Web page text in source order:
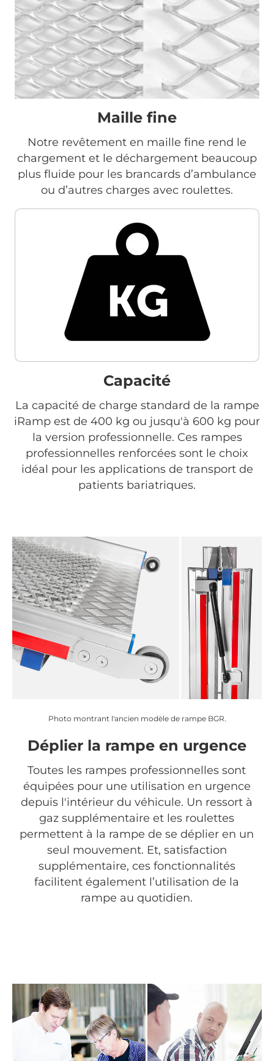
Maille fine
Notre revêtement en maille fine rend le
chargement et le déchargement beaucoup
plus fluide pour les brancards d’ambulance
ou d’autres charges avec roulettes.
Capacité
La capacité de charge standard de la rampe
iRamp est de 400 kg ou jusqu'à 600 kg pour
la version professionnelle. Ces rampes
professionnelles renforcées sont le choix
idéal pour les applications de transport de
patients bariatriques.
Photo montrant l'ancien modèle de rampe BGR.
Déplier la rampe en urgence
Toutes les rampes professionnelles sont
équipées pour une utilisation en urgence
depuis l'intérieur du véhicule. Un ressort à
gaz supplémentaire et les roulettes
permettent à la rampe de se déplier en un
seul mouvement. Et, satisfaction
supplémentaire, ces fonctionnalités
facilitent également l’utilisation de la
rampe au quotidien.